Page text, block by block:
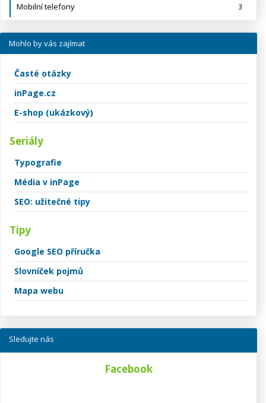
Mobilní telefony 3
Mohlo by vás zajímat
Časté otázky
inPage.cz
E-shop (ukázkový)
Seriály
Typografie
Média v inPage
SEO: užitečné tipy
Tipy
Google SEO příručka
Slovníček pojmů
Mapa webu
Sledujte nás
Facebook